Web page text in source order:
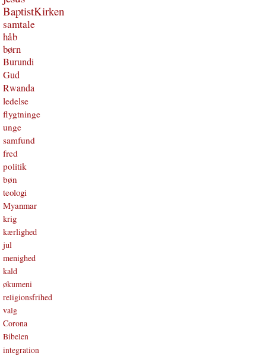
BaptistKirken
samtale
håb
børn
Burundi
Gud
Rwanda
ledelse
flygtninge
unge
samfund
fred
politik
bøn
teologi
Myanmar
krig
kærlighed
jul
menighed
kald
økumeni
religionsfrihed
valg
Corona
Bibelen
integration